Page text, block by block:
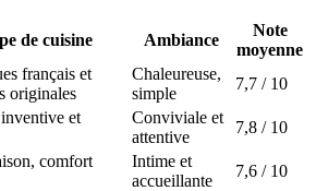
de cuisine Ambiance
Note
moyenne
français et
originales
Chaleureuse,
simple
7,7 / 10
et
Conviviale et
attentive
7,8 / 10
comfort
Intime et
accueillante
7,6 / 10